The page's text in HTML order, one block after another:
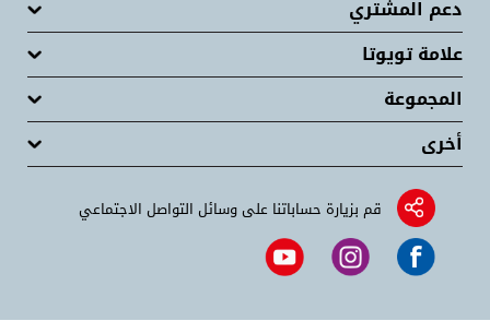
دعم المشتري
علامة تويوتا
المجموعة
أخرى
قم بزيارة حساباتنا على وسائل التواصل الاجتماعي